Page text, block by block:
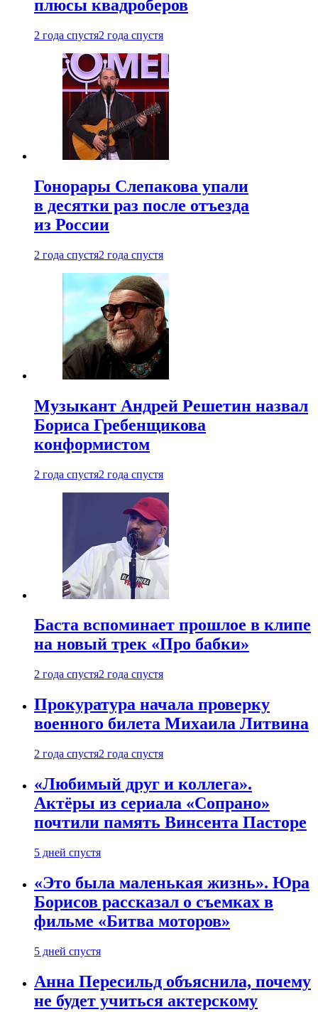
плюсы квадроберов
2 года спустя2 года спустя
Гонорары Слепакова упали
в десятки раз после отъезда
из России
2 года спустя2 года спустя
Музыкант Андрей Решетин назвал
Бориса Гребенщикова
конформистом
2 года спустя2 года спустя
Баста вспоминает прошлое в клипе
на новый трек «Про бабки»
2 года спустя2 года спустя
Прокуратура начала проверку
военного билета Михаила Литвина
2 года спустя2 года спустя
«Любимый друг и коллега».
Актёры из сериала «Сопрано»
почтили память Винсента Пасторе
5 дней спустя
«Это была маленькая жизнь». Юра
Борисов рассказал о съемках в
фильме «Битва моторов»
5 дней спустя
Анна Пересильд объяснила, почему
не будет учиться актерскому